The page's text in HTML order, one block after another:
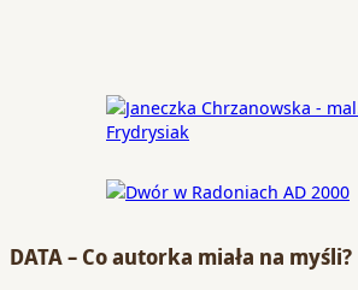
DATA – Co autorka miała na myśli?